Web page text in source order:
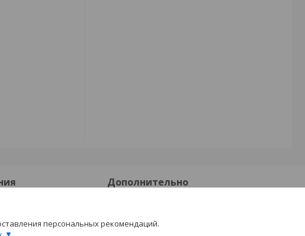
Дополнительно
Отзывы
персональных рекомендаций.